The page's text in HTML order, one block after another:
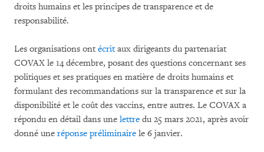
droits humains et les principes de transparence et de
responsabilité.
Les organisations ont écritaux dirigeants du partenariat
COVAX le 14 décembre, posant des questions concernant ses
politiques et ses pratiques en matière de droits humains et
formulant des recommandations sur la transparence et sur la
disponibilité et le coût des vaccins, entre autres. Le COVAX a
répondu en détail dans une lettre du 25 mars 2021, après avoir
donné une réponse préliminaire le 6 janvier.